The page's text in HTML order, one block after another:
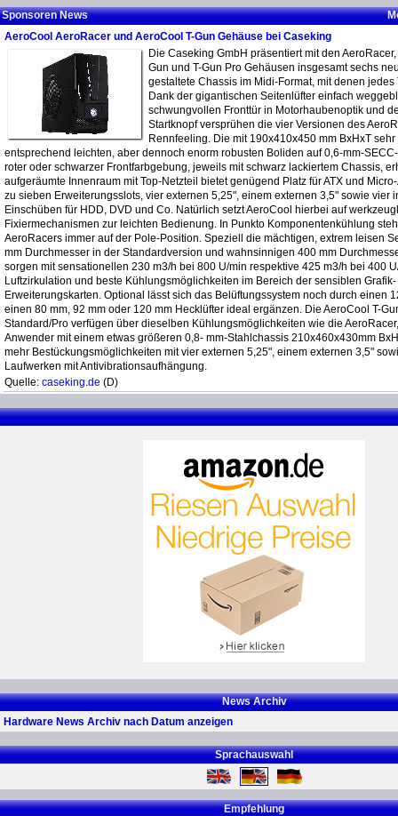
AirHawk Mid-Tower (E)
AirHawk Duo ARGB (E)
Playa RGB Flow Mid-
Tower (E)
Klaw (E)
Cylon Pro RGB Flow (E)
Mehr Gehäuse News ...
P7-L240 AIO (E)
Dead Silence 120 mm
Lüfter (D)
Dead Silence Lüfter (D)
DS 120 und Aerocool DS
140 mm Lüfter (D)
DS Dead Silence (D)
Mehr Kühler News ...
GT-700SG
GT-700SG
GT-1050SG
Supply
Strike-X 800W
Strike-X 500W,
und 1100
Mehr Netzteil
Strike-X Produktserien (D)
Strike-X Produkt (D)
GateWatch 2 (E)
FP-01 multifunction panel (E)
Infinite Frontpanel (D)
Infinite Frontpanel (D)
PowerPanel (D)
Mehr Sonstige News ...
AeroCool Light-Wave Lüfter
bei Caseking (D)
AeroRacer und AeroCool T-
Gun Gehäuse bei
Caseking (D)
Hi-Tech-7 Case und
Aerocool Horse Power
Netzteile bei Caseking (D)
Double Bay Panel Modern V
black (D)
Netzteile bei Caseking (D)
Sponsoren News
AeroCool AeroRacer und AeroCool T-Gun Gehäuse bei Caseking
Die Caseking GmbH präsentiert mit den
Gun und T-Gun Pro Gehäusen insgesamt sechs
gestaltete Chassis im Midi-Format, mit denen
Dank der gigantischen Seitenlüfter einfach
schwungvollen Fronttür in Motorhaubenoptik und
Startknopf versprühen die vier Versionen des
Rennfeeling. Die mit 190x410x450 mm BxHxT
entsprechend leichten, aber dennoch enorm robusten Boliden auf 0,6-mm-
roter oder schwarzer Frontfarbgebung, jeweils mit schwarz lackiertem Chassis,
aufgeräumte Innenraum mit Top-Netzteil bietet genügend Platz für ATX und
zu sieben Erweiterungsslots, vier externen 5,25", einem externen 3,5" sowie vier
Einschüben für HDD, DVD und Co. Natürlich setzt AeroCool hierbei auf
Fixiermechanismen zur leichten Bedienung. In Punkto Komponentenkühlung
AeroRacers immer auf der Pole-Position. Speziell die mächtigen, extrem leisen
mm Durchmesser in der Standardversion und wahnsinnigen 400 mm
sorgen mit sensationellen 230 m3/h bei 800 U/min respektive 425 m3/h bei 400
Luftzirkulation und beste Kühlungsmöglichkeiten im Bereich der sensiblen
Erweiterungskarten. Optional lässt sich das Belüftungssystem noch durch einen
einen 80 mm, 92 mm oder 120 mm Hecklüfter ideal ergänzen. Die AeroCool T-
Standard/Pro verfügen über dieselben Kühlungsmöglichkeiten wie die
Anwender mit einem etwas größeren 0,8- mm-Stahlchassis 210x460x430mm
mehr Bestückungsmöglichkeiten mit vier externen 5,25", einem externen 3,5"
Laufwerken mit Antivibrationsaufhängung.
Quelle: caseking.de (D)
News Archiv
Hardware News Archiv nach Datum anzeigen
Sprachauswahl
Empfehlung